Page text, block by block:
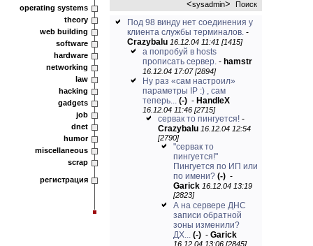
operating systems
theory
web building
software
hardware
networking
law
hacking
gadgets
job
dnet
humor
miscellaneous
scrap
регистрация
<sysadmin> Поиск
Под 98 винду нет соединения у
клиента службы терминалов. -
Crazybalu 16.12.04 11:41 [1415]
а попробуй в hosts
прописать сервер. - hamstr
16.12.04 17:07 [2894]
Ну раз «сам настроил»
параметры IP :) , сам
теперь... (-) - HandleX
16.12.04 11:46 [2715]
сервак то пингуется! -
Crazybalu 16.12.04 12:54
[2790]
"сервак то
пингуется!"
Пингуется по ИП или
по имени? (-) -
Garick 16.12.04 13:19
[2823]
А на сервере ДНС
записи обратной
зоны изменили?
ДХ... (-) - Garick
16.12.04 13:06 [2845]